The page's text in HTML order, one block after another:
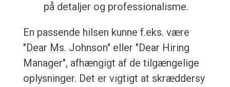
på detaljer og professionalisme.
En passende hilsen kunne f.eks. være
"Dear Ms. Johnson" eller "Dear Hiring
Manager", afhængigt af de tilgængelige
oplysninger. Det er vigtigt at skræddersy